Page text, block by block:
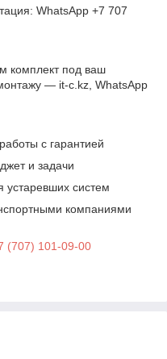
WhatsApp +7 707
комплект под ваш
— it-c.kz, WhatsApp
с гарантией
и задачи
систем
компаниями
(707) 101-09-00